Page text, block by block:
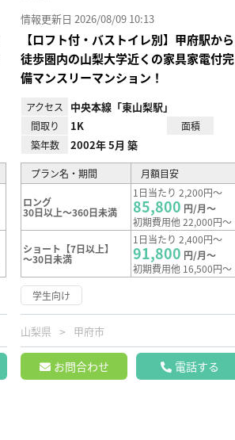
情報更新日 2026/08/09 10:13
【ロフト付・バストイレ別】甲府駅から
徒歩圏内の山梨大学近くの家具家電付完
備マンスリーマンション！
アクセス 中央本線「東山梨駅」
間取り 1K
面積
築年数
2002年 5月 築
プラン名・期間 月額目安
ロング
30日以上～360日未満
1日当たり 2,200円～
85,800 円/月～
初期費用他 22,000円～
ショート【7日以上】
～30日未満
1日当たり 2,400円～
91,800 円/月～
初期費用他 16,500円～
学生向け
山梨県 甲府市
お問合わせ 電話する